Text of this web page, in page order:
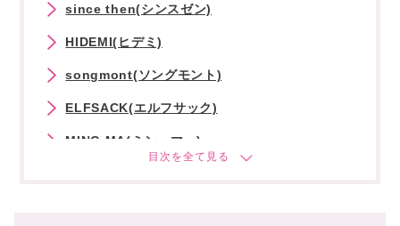
since then(シンスゼン)
HIDEMI(ヒデミ)
songmont(ソングモント)
ELFSACK(エルフサック)
MING MA(ミン・マー)
いかがでしたか?